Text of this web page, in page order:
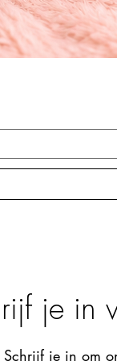
je in
Schrijf je in om